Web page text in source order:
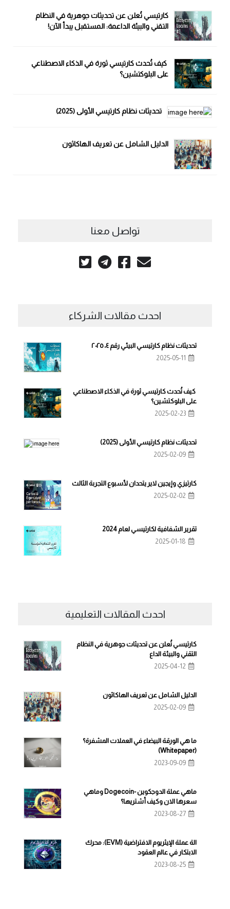
كارتيسي تُعلن عن تحديثات جوهرية في النظام
التقني والبيئة الداعمة: المستقبل يبدأ الآن!
كيف تُحدث كارتيسي ثورة في الذكاء الاصطناعي
على البلوكتشين؟
تحديثات نظام كارتيسي الأولى (2025)
الدليل الشامل عن تعريف الهاكاثون
تواصل معنا
احدث مقالات الشركاء
تحديثات نظام كارتيسي البيئي رقم ٤، ٢٠٢٥
2025-05-11
كيف تُحدث كارتيسي ثورة في الذكاء الاصطناعي
على البلوكتشين؟
2025-02-23
تحديثات نظام كارتيسي الأولى (2025)
2025-02-09
كارتيزي وإيجين لاير يتحدان لأسبوع التجربة الثالث
2025-02-02
تقرير الشفافية لكارتيسي لعام 2024
2025-01-18
احدث المقالات التعليمية
كارتيسي تُعلن عن تحديثات جوهرية في النظام
التقني والبيئة الداع
2025-04-12
الدليل الشامل عن تعريف الهاكاثون
2025-02-09
ما هي الورقة البيضاء في العملات المشفرة؟
(Whitepaper)
2023-09-09
ماهي عملة الدوجكوين -Dogecoin وماهي
سعرها الان وكيف أشتريها؟
2023-08-27
الة عملة الإيثريوم الافتراضية (EVM): محرك
الابتكار في عالم العقود
2023-08-25